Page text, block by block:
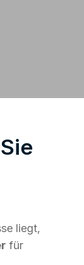
liegt,
für